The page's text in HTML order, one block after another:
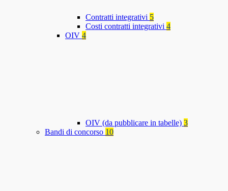
Contratti integrativi 5
Costi contratti integrativi 4
OIV 4
OIV (da pubblicare in tabelle) 3
Bandi di concorso 10